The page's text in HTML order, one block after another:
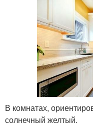
В комнатах,
солнечный желтый.